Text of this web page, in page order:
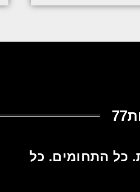
כל התחומים. כל